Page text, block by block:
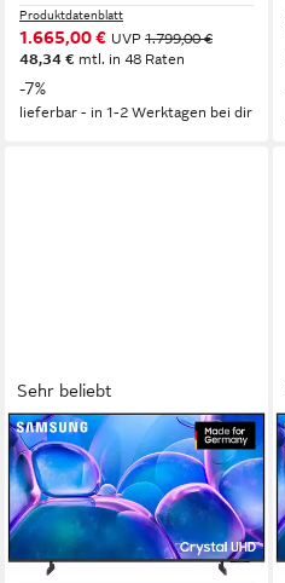
Produktdatenblatt
1.665,00 € UVP 1.799,00 €
48,34 € mtl. in 48 Raten
-7%
lieferbar - in 1-2 Werktagen bei dir
Sehr beliebt
SAMSUNG
GU43U7099FU LED-
Fernseher
108 cm/43 Zoll
Diagonale
Bildschirmtechnologie
4K Ultra HD Auflösung